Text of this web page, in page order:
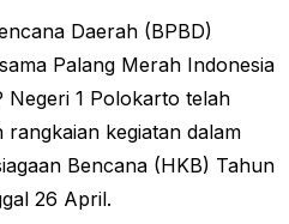
Daerah (BPBD)
Palang Merah Indonesia
1 Polokarto telah
kegiatan dalam
Bencana (HKB) Tahun
26 April.